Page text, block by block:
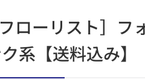
フローリスト］フ
系【送料込み】